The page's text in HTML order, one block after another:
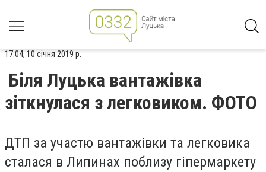
17:04, 10 січня 2019 р.
Біля Луцька вантажівка
зіткнулася з легковиком. ФОТО
ДТП за участю вантажівки та легковика
сталася в Липинах поблизу гіпермаркету